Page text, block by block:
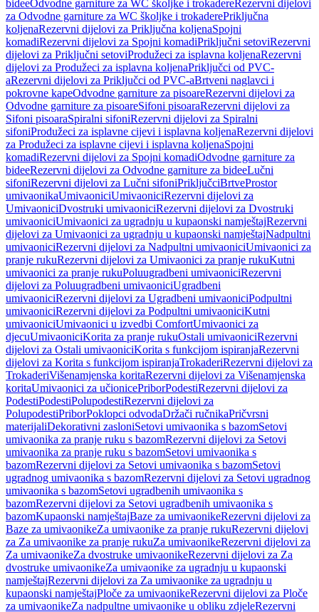
bideeOdvodne garniture za WC školjke i trokadereRezervni dijelovi
za Odvodne garniture za WC školjke i trokaderePriključna
koljenaRezervni dijelovi za Priključna koljenaSpojni
komadiRezervni dijelovi za Spojni komadiPriključni setoviRezervni
dijelovi za Priključni setoviProdužeci za isplavna koljenaRezervni
dijelovi za Produžeci za isplavna koljenaPriključci od PVC-
aRezervni dijelovi za Priključci od PVC-aBrtveni naglavci i
pokrovne kapeOdvodne garniture za pisoareRezervni dijelovi za
Odvodne garniture za pisoareSifoni pisoaraRezervni dijelovi za
Sifoni pisoaraSpiralni sifoniRezervni dijelovi za Spiralni
sifoniProdužeci za isplavne cijevi i isplavna koljenaRezervni dijelovi
za Produžeci za isplavne cijevi i isplavna koljenaSpojni
komadiRezervni dijelovi za Spojni komadiOdvodne garniture za
bideeRezervni dijelovi za Odvodne garniture za bideeLučni
sifoniRezervni dijelovi za Lučni sifoniPriključciBrtveProstor
umivaonikaUmivaoniciUmivaoniciRezervni dijelovi za
UmivaoniciDvostruki umivaoniciRezervni dijelovi za Dvostruki
umivaoniciUmivaonici za ugradnju u kupaonski namještajRezervni
dijelovi za Umivaonici za ugradnju u kupaonski namještajNadpultni
umivaoniciRezervni dijelovi za Nadpultni umivaoniciUmivaonici za
pranje rukuRezervni dijelovi za Umivaonici za pranje rukuKutni
umivaonici za pranje rukuPoluugradbeni umivaoniciRezervni
dijelovi za Poluugradbeni umivaoniciUgradbeni
umivaoniciRezervni dijelovi za Ugradbeni umivaoniciPodpultni
umivaoniciRezervni dijelovi za Podpultni umivaoniciKutni
umivaoniciUmivaonici u izvedbi ComfortUmivaonici za
djecuUmivaoniciKorita za pranje rukuOstali umivaoniciRezervni
dijelovi za Ostali umivaoniciKorita s funkcijom ispiranjaRezervni
dijelovi za Korita s funkcijom ispiranjaTrokaderiRezervni dijelovi za
TrokaderiVišenamjenska koritaRezervni dijelovi za Višenamjenska
koritaUmivaonici za učionicePriborPodestiRezervni dijelovi za
PodestiPodestiPolupodestiRezervni dijelovi za
PolupodestiPriborPoklopci odvodaDržači ručnikaPričvrsni
materijaliDekorativni zasloniSetovi umivaonika s bazomSetovi
umivaonika za pranje ruku s bazomRezervni dijelovi za Setovi
umivaonika za pranje ruku s bazomSetovi umivaonika s
bazomRezervni dijelovi za Setovi umivaonika s bazomSetovi
ugradnog umivaonika s bazomRezervni dijelovi za Setovi ugradnog
umivaonika s bazomSetovi ugradbenih umivaonika s
bazomRezervni dijelovi za Setovi ugradbenih umivaonika s
bazomKupaonski namještajBaze za umivaonikeRezervni dijelovi za
Baze za umivaonikeZa umivaonike za pranje rukuRezervni dijelovi
za Za umivaonike za pranje rukuZa umivaonikeRezervni dijelovi za
Za umivaonikeZa dvostruke umivaonikeRezervni dijelovi za Za
dvostruke umivaonikeZa umivaonike za ugradnju u kupaonski
namještajRezervni dijelovi za Za umivaonike za ugradnju u
kupaonski namještajPloče za umivaonikeRezervni dijelovi za Ploče
za umivaonikeZa nadpultne umivaonike u obliku zdjeleRezervni